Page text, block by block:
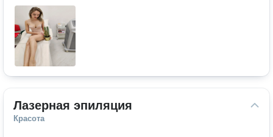
Лазерная эпиляция
Красота